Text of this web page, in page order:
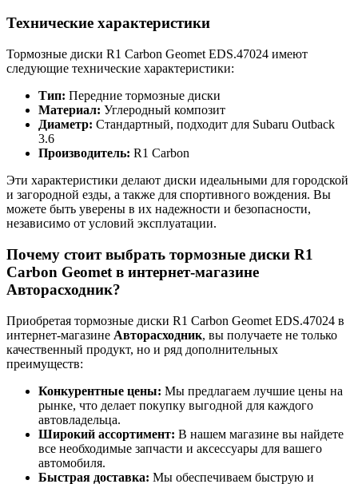
Технические характеристики
Тормозные диски R1 Carbon Geomet EDS.47024 имеют
следующие технические характеристики:
Тип: Передние тормозные диски
Материал: Углеродный композит
Диаметр: Стандартный, подходит для Subaru Outback
3.6
Производитель: R1 Carbon
Эти характеристики делают диски идеальными для городской
и загородной езды, а также для спортивного вождения. Вы
можете быть уверены в их надежности и безопасности,
независимо от условий эксплуатации.
Почему стоит выбрать тормозные диски R1
Carbon Geomet в интернет-магазине
Авторасходник?
Приобретая тормозные диски R1 Carbon Geomet EDS.47024 в
интернет-магазине Авторасходник, вы получаете не только
качественный продукт, но и ряд дополнительных
преимуществ:
Конкурентные цены: Мы предлагаем лучшие цены на
рынке, что делает покупку выгодной для каждого
автовладельца.
Широкий ассортимент: В нашем магазине вы найдете
все необходимые запчасти и аксессуары для вашего
автомобиля.
Быстрая доставка: Мы обеспечиваем быструю и